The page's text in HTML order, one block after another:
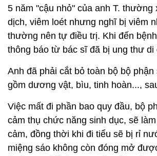
5 năm "cậu nhỏ" của anh T. thường
dịch, viêm loét nhưng nghĩ bị viêm
thường nên tự điều trị. Khi đến
thông báo từ bác sĩ đã bị ung thư di
Anh đã phải cắt bỏ toàn bộ bộ phận
gồm dương vật, bìu, tinh hoàn...,
Việc mất đi phần bao quy đầu, bộ
cảm thụ chức năng sinh dục, sẽ
cảm, đồng thời khi đi tiểu sẽ bị rỉ
miệng sáo không còn đóng mở